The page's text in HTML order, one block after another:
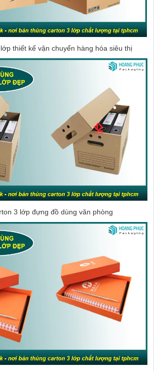
thiết kế vận chuyển hàng hóa siêu thị
3 lớp đựng đồ dùng văn phòng